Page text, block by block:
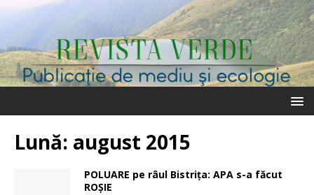
Lună: august 2015
POLUARE pe râul Bistriţa: APA s-a făcut
ROŞIE